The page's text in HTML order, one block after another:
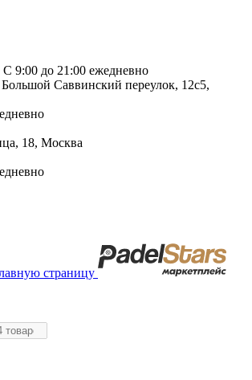
С 9:00 до 21:00 ежедневно
Большой Саввинский переулок, 12с5,
18, Москва
страницу